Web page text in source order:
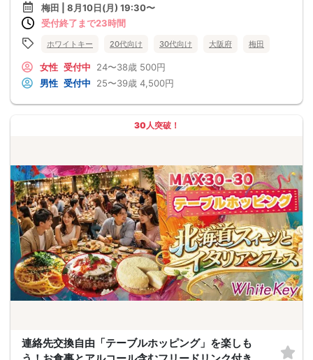
梅田 | 8月10日(月) 19:30〜
受付終了まで23時間
ホワイトキー 20代向け 30代向け 大阪府 梅田
女性 受付中 24〜38歳 500円
男性 受付中 25〜39歳 4,500円
30人突破！
連絡先交換自由「テーブルホッピング」を楽しも